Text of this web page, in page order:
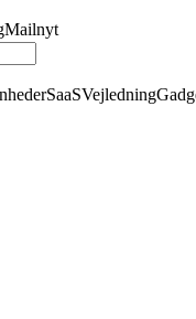
Mailnyt
SaaSVejledning